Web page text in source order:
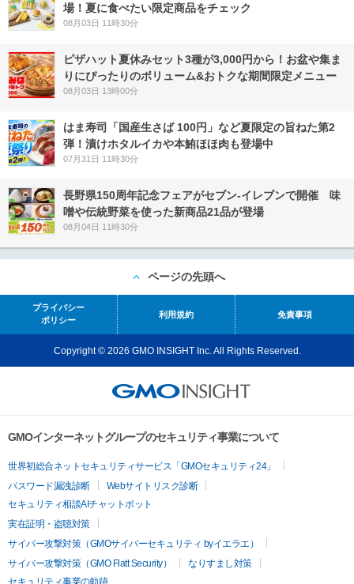
場！夏に食べたい限定商品をチェック
08月03日 11時30分
ピザハット夏休みセット3種が3,000円から！お盆や集ま
りにぴったりのボリューム&おトクな期間限定メニュー
08月03日 13時00分
はま寿司「国産生さば 100円」など夏限定の旨ねた第2
弾！漬けホタルイカや本鮪ほほ肉も登場中
07月31日 11時30分
長野県150周年記念フェアがセブン-イレブンで開催 味
噌や伝統野菜を使った新商品21品が登場
08月04日 11時30分
ページの先頭へ
プライバシー
ポリシー
利用規約 免責事項
Copyright © 2026 GMO INSIGHT Inc. All Rights Reserved.
GMOインターネットグループのセキュリティ事業について
世界初総合ネットセキュリティサービス「GMOセキュリティ24」
パスワード漏洩診断
Webサイトリスク診断
セキュリティ相談AIチャットボット
実在証明・盗聴対策
サイバー攻撃対策（GMOサイバーセキュリティ byイエラエ）
サイバー攻撃対策（GMO Flatt Security）
なりすまし対策
セキュリティ事業の軌跡